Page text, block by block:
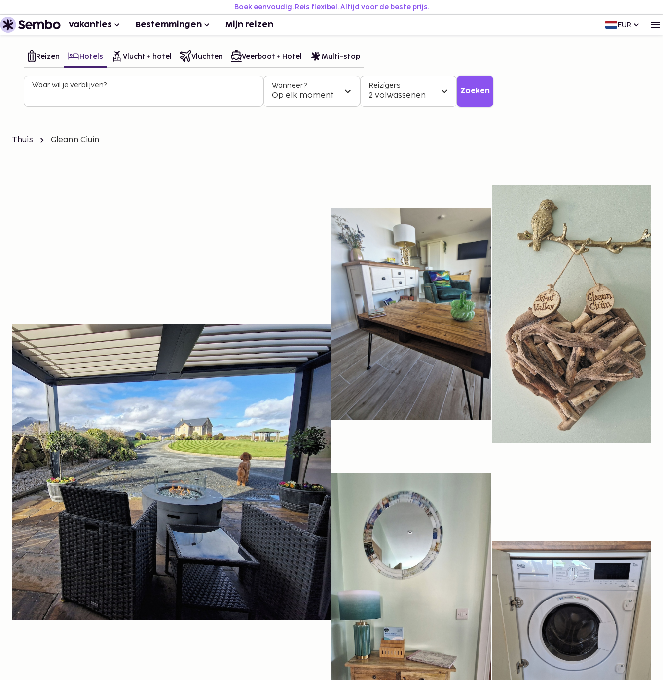
Boek eenvoudig. Reis flexibel. Altijd voor de beste prijs.
Vakanties Bestemmingen Mijn reizen EUR
Reizen Hotels Vlucht + hotel Vluchten Veerboot + Hotel Multi-stop
Waar wil je verblijven? Wanneer?
Op elk moment
Reizigers
2 volwassenen Zoeken
Thuis Gleann Ciuin